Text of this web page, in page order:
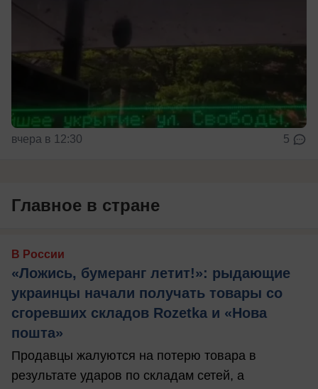
вчера в 12:30 5
Главное в стране
В России
«Ложись, бумеранг летит!»: рыдающие
украинцы начали получать товары со
сгоревших складов Rozetka и «Нова
пошта»
Продавцы жалуются на потерю товара в
результате ударов по складам сетей, а